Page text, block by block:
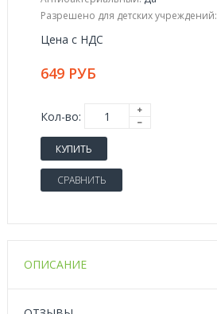
Разрешено для детских учреждений:
Цена с НДС
649 РУБ
Кол-во:
КУПИТЬ
СРАВНИТЬ
ОПИСАНИЕ